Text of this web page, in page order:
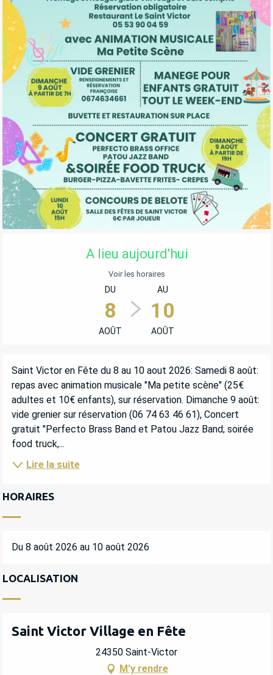
OUVERTURE ET COORDONNÉES
A lieu aujourd'hui
Voir les horaires
DU
8
AOÛT
AU
10
AOÛT
DESCRIPTION
Saint Victor en Fête du 8 au 10 aout 2026: Samedi 8 août:
repas avec animation musicale "Ma petite scène" (25€
adultes et 10€ enfants), sur réservation. Dimanche 9 août:
vide grenier sur réservation (06 74 63 46 61), Concert
gratuit "Perfecto Brass Band et Patou Jazz Band; soirée
food truck,...
Lire la suite
HORAIRES
Du 8 août 2026 au 10 août 2026
LOCALISATION
Saint Victor Village en Fête
24350 Saint-Victor
M'y rendre